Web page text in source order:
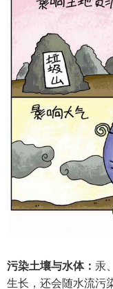
污染土壤与水体： 汞
生长，还会随水流污